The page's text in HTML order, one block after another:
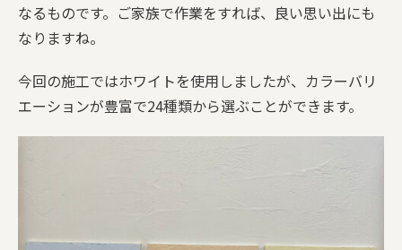
なるものです。ご家族で作業をすれば、良い思い出にも
なりますね。
今回の施工ではホワイトを使用しましたが、カラーバリ
エーションが豊富で24種類から選ぶことができます。